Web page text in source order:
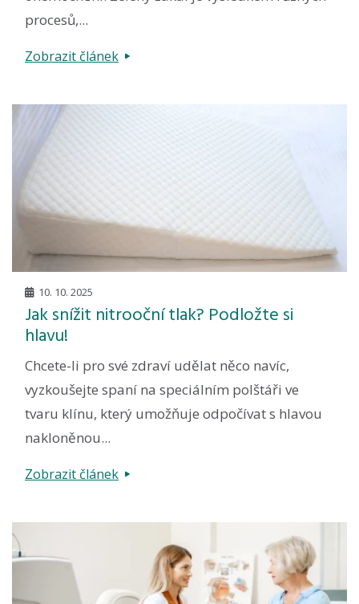
procesů,...
Zobrazit článek
10. 10. 2025
Jak snížit nitrooční tlak? Podložte si
hlavu!
Chcete-li pro své zdraví udělat něco navíc,
vyzkoušejte spaní na speciálním polštáři ve
tvaru klínu, který umožňuje odpočívat s hlavou
nakloněnou...
Zobrazit článek